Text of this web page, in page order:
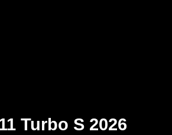
Turbo S 2026